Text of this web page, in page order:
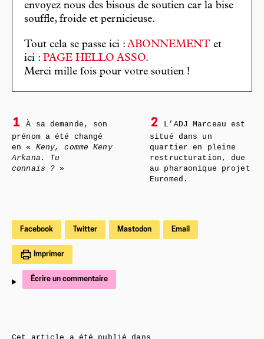
envoyez nous des bisous de soutien car la bise
souffle, froide et pernicieuse.
Tout cela se passe ici : ABONNEMENT et
ici : PAGE HELLO ASSO.
Merci mille fois pour votre soutien !
1
À sa demande, son
prénom a été changé
en « Keny, comme Keny
Arkana. Tu
connais ? »
2
L’ADJ Marceau est
situé dans un
quartier en pleine
restructuration, due
au pharaonique projet
Euromed.
Facebook Twitter Mastodon Email
Imprimer
Écrire un commentaire